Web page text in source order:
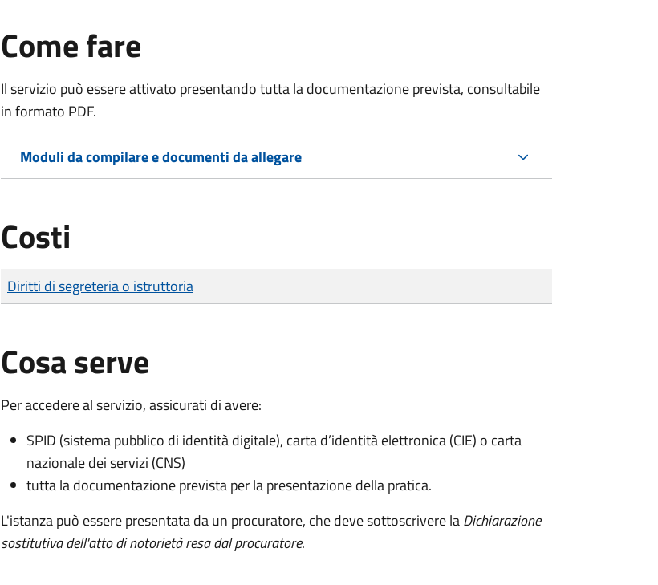
Come fare
Il servizio può essere attivato presentando tutta la documentazione prevista, consultabile
in formato PDF.
Moduli da compilare e documenti da allegare
Costi
Tipo di pagamento
Importo
Diritti di segreteria o istruttoria
Cosa serve
Per accedere al servizio, assicurati di avere:
SPID (sistema pubblico di identità digitale), carta d’identità elettronica (CIE) o carta
nazionale dei servizi (CNS)
tutta la documentazione prevista per la presentazione della pratica.
L'istanza può essere presentata da un procuratore, che deve sottoscrivere laDichiarazione
sostitutiva dell'atto di notorietà resa dal procuratore.